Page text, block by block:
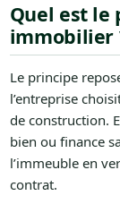
Quel est le
immobilier
Le principe
l’entreprise
de construction.
bien ou finance
l’immeuble en
contrat.